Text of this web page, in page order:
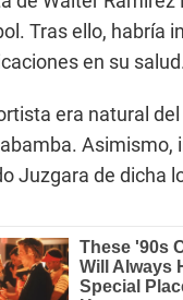
Tras ello, habría
en su
era natural
Asimismo,
Juzgara de dicha